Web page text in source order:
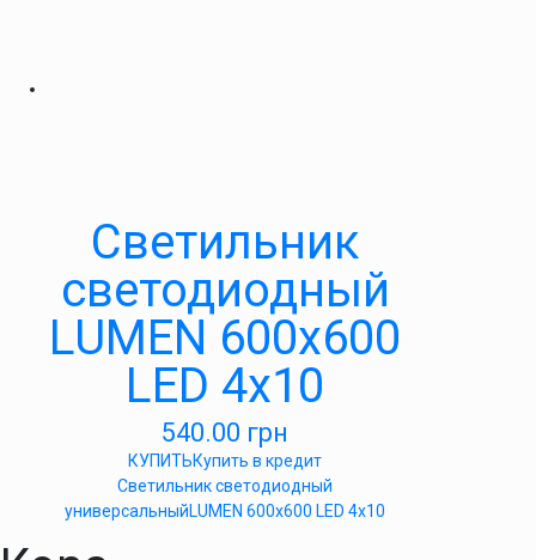
Светильник
светодиодный
LUMEN 600х600
LED 4х10
540.00 грн
КУПИТЬКупить в кредит
Светильник светодиодный
универсальныйLUMEN 600х600 LED 4х10